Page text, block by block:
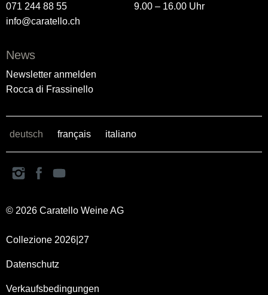
071 244 88 55
info@caratello.ch
9.00 – 16.00 Uhr
News
Newsletter anmelden
Rocca di Frassinello
deutsch français italiano
© 2026 Caratello Weine AG
Collezione 2026|27
Datenschutz
Verkaufsbedingungen